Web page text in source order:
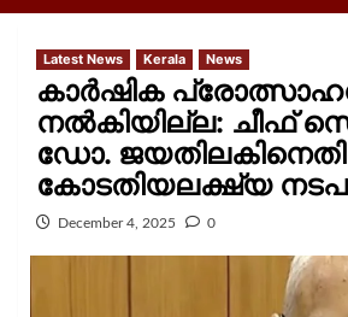
Latest News Kerala News
കാർഷിക
നൽകിയില്ല: ചീഫ്
ഡോ.
കോടതിയലക്ഷ്യ
December 4, 2025 0